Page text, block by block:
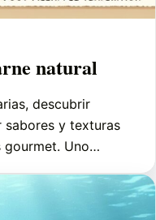
natural
descubrir
sabores y texturas
gourmet. Uno…